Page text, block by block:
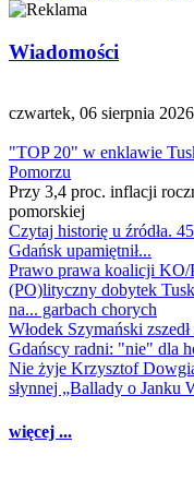
Wiadomości
czwartek, 06 sierpnia
"TOP 20" w enklawie
Pomorzu
Przy 3,4 proc. inflacji
pomorskiej
Czytaj historię u źródła.
Gdańsk upamiętnił...
Prawo prawa koalicji KO/
(PO)lityczny dobytek
na... garbach chorych
Włodek Szymański zszedł
Gdańscy radni: "nie" dla
Nie żyje Krzysztof
słynnej „Ballady o Janku
więcej ...